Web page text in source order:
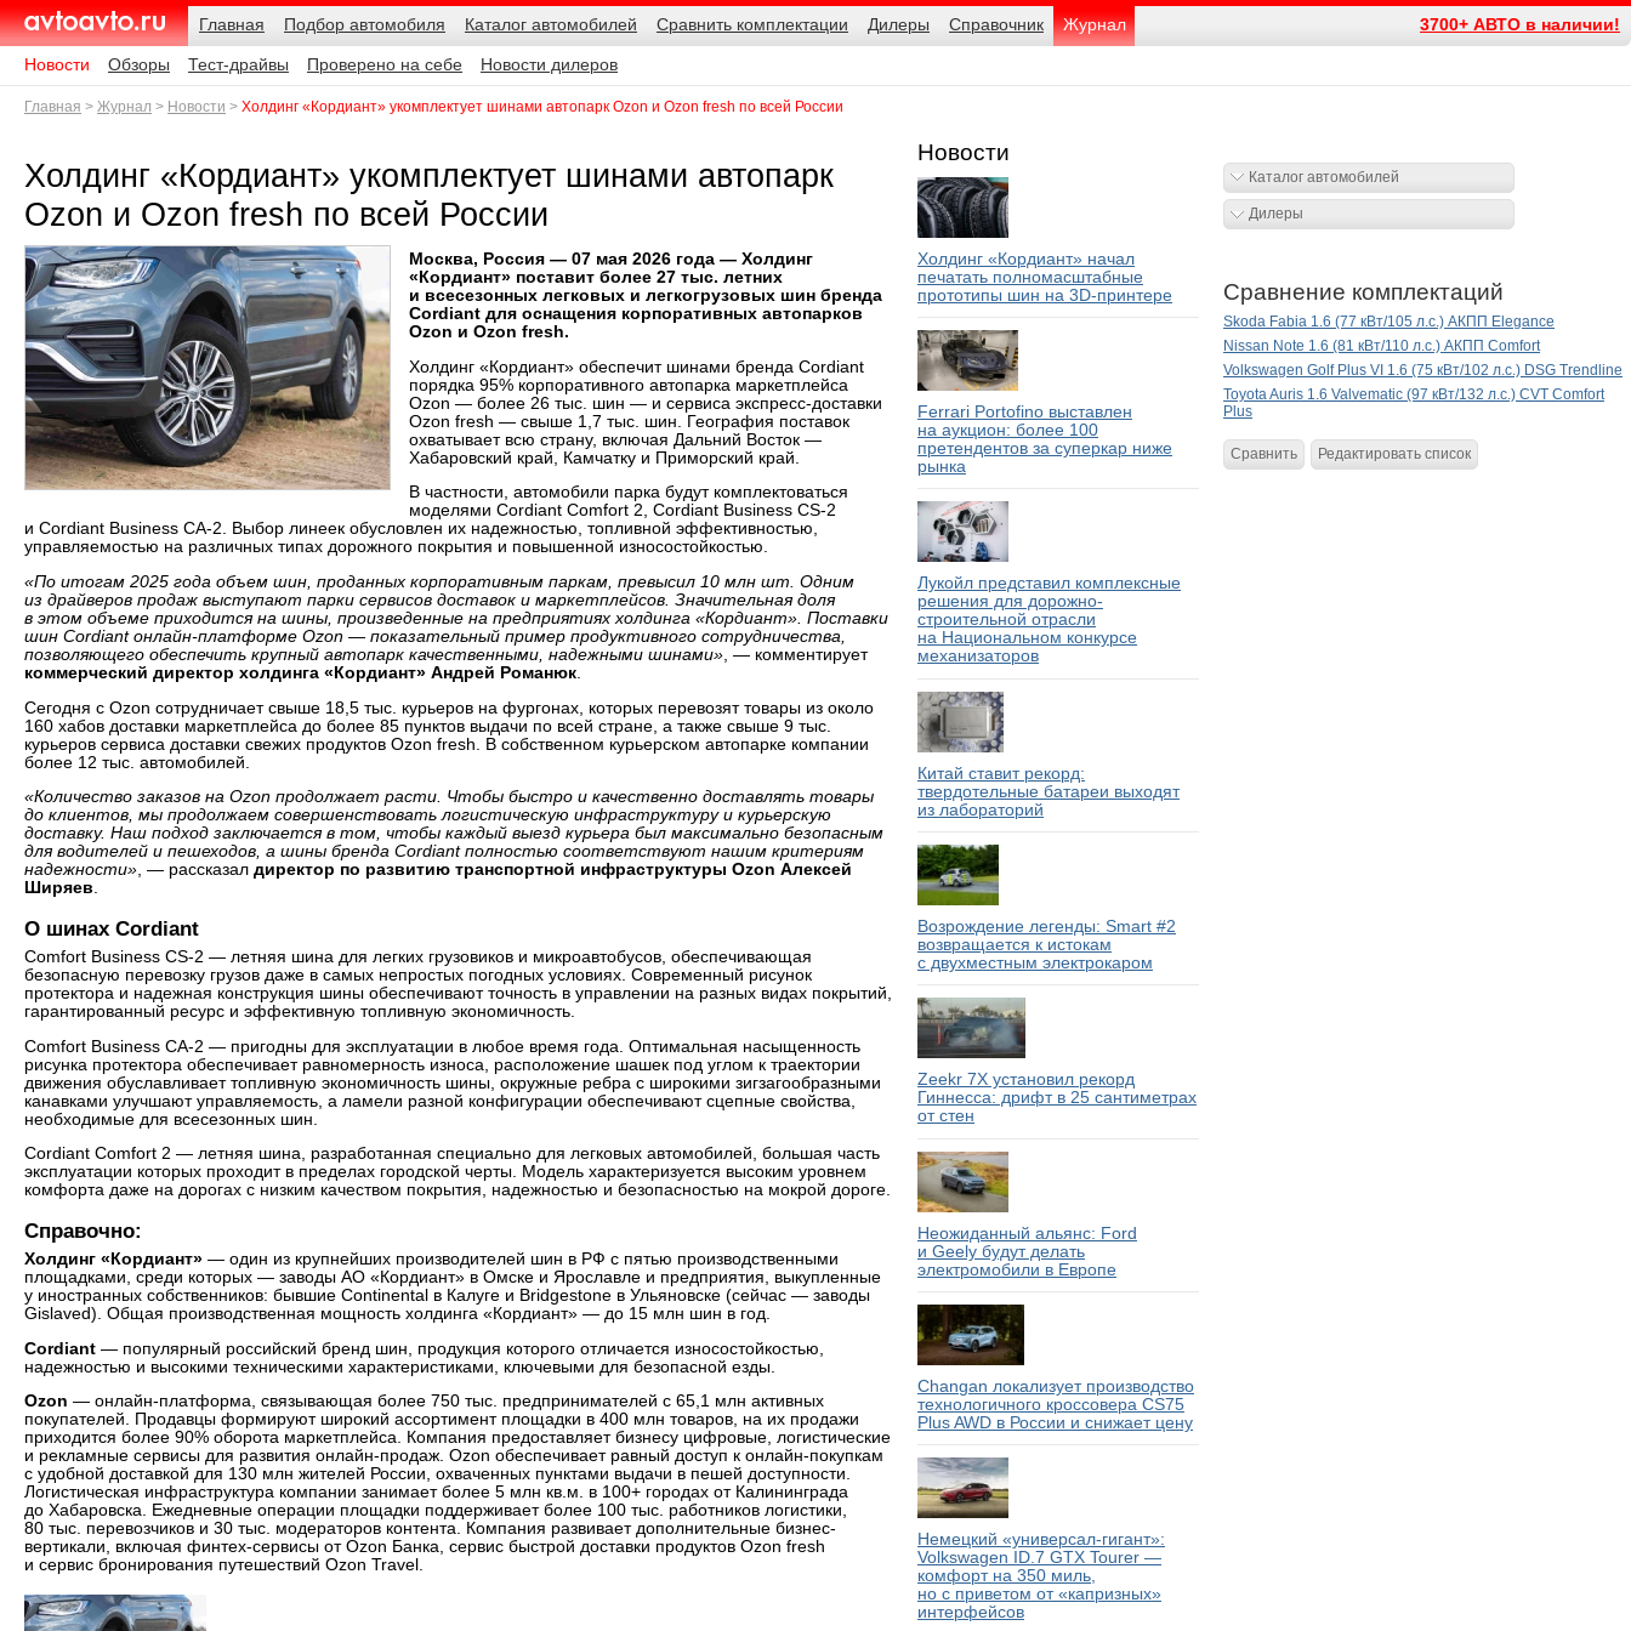
AvtoAvto.ru
Навигация
Главная
Подбор автомобиля Каталог автомобилей Сравнить комплектации Дилеры Справочник Журнал 3700+ АВТО в наличии!
Подразделы
Новости Обзоры Тест-драйвы Проверено на себе Новости дилеров
Родительские
страницы
Главная Журнал Новости Холдинг «Кордиант» укомплектует шинами автопарк Ozon и Ozon fresh по всей России
Холдинг «Кордиант» укомплектует шинами автопарк
Ozon и Ozon fresh по всей России
Москва, Россия — 07 мая 2026 года — Холдинг
«Кордиант» поставит более 27 тыс. летних
и всесезонных легковых и легкогрузовых шин бренда
Cordiant для оснащения корпоративных автопарков
Ozon и Ozon fresh.
Холдинг «Кордиант» обеспечит шинами бренда Cordiant
порядка 95% корпоративного автопарка маркетплейса
Ozon — более 26 тыс. шин — и сервиса экспресс-доставки
Ozon fresh — свыше 1,7 тыс. шин. География поставок
охватывает всю страну, включая Дальний Восток —
Хабаровский край, Камчатку и Приморский край.
В частности, автомобили парка будут комплектоваться
моделями Cordiant Comfort 2, Cordiant Business CS-2
и Cordiant Business CA-2. Выбор линеек обусловлен их надежностью, топливной эффективностью,
управляемостью на различных типах дорожного покрытия и повышенной износостойкостью.
«По итогам 2025 года объем шин, проданных корпоративным паркам, превысил 10 млн шт. Одним
из драйверов продаж выступают парки сервисов доставок и маркетплейсов. Значительная доля
в этом объеме приходится на шины, произведенные на предприятиях холдинга «Кордиант». Поставки
шин Cordiant онлайн-платформе Ozon — показательный пример продуктивного сотрудничества,
позволяющего обеспечить крупный автопарк качественными, надежными шинами» , — комментирует
коммерческий директор холдинга «Кордиант» Андрей Романюк
Сегодня с Ozon сотрудничает свыше 18,5 тыс. курьеров на фургонах, которых перевозят товары из около
160 хабов доставки маркетплейса до более 85 пунктов выдачи по всей стране, а также свыше 9 тыс.
курьеров сервиса доставки свежих продуктов Ozon fresh. В собственном курьерском автопарке компании
более 12 тыс. автомобилей.
«Количество заказов на Ozon продолжает расти. Чтобы быстро и качественно доставлять товары
до клиентов, мы продолжаем совершенствовать логистическую инфраструктуру и курьерскую
доставку. Наш подход заключается в том, чтобы каждый выезд курьера был максимально безопасным
для водителей и пешеходов, а шины бренда Cordiant полностью соответствуют нашим критериям
надежности», — рассказал директор по развитию транспортной инфраструктуры Ozon Алексей
Ширяев.
О шинах Cordiant
Comfort Business CS-2 — летняя шина для легких грузовиков и микроавтобусов, обеспечивающая
безопасную перевозку грузов даже в самых непростых погодных условиях. Современный рисунок
протектора и надежная конструкция шины обеспечивают точность в управлении на разных видах покрытий,
гарантированный ресурс и эффективную топливную экономичность.
Comfort Business CA-2 — пригодны для эксплуатации в любое время года. Оптимальная насыщенность
рисунка протектора обеспечивает равномерность износа, расположение шашек под углом к траектории
движения обуславливает топливную экономичность шины, окружные ребра с широкими зигзагообразными
канавками улучшают управляемость, а ламели разной конфигурации обеспечивают сцепные свойства,
необходимые для всесезонных шин.
Cordiant Comfort 2 — летняя шина, разработанная специально для легковых автомобилей, большая часть
эксплуатации которых проходит в пределах городской черты. Модель характеризуется высоким уровнем
комфорта даже на дорогах с низким качеством покрытия, надежностью и безопасностью на мокрой дороге.
Справочно:
Холдинг «Кордиант» — один из крупнейших производителей шин в РФ с пятью производственными
площадками, среди которых — заводы АО «Кордиант» в Омске и Ярославле и предприятия, выкупленные
у иностранных собственников: бывшие Continental в Калуге и Bridgestone в Ульяновске (сейчас — заводы
Gislaved). Общая производственная мощность холдинга «Кордиант» — до 15 млн шин в год.
Cordiant — популярный российский бренд шин, продукция которого отличается износостойкостью,
надежностью и высокими техническими характеристиками, ключевыми для безопасной езды.
Ozon — онлайн-платформа, связывающая более 750 тыс. предпринимателей с 65,1 млн активных
покупателей. Продавцы формируют широкий ассортимент площадки в 400 млн товаров, на их продажи
приходится более 90% оборота маркетплейса. Компания предоставляет бизнесу цифровые, логистические
и рекламные сервисы для развития онлайн-продаж. Ozon обеспечивает равный доступ к онлайн-покупкам
с удобной доставкой для 130 млн жителей России, охваченных пунктами выдачи в пешей доступности.
Логистическая инфраструктура компании занимает более 5 млн кв.м. в 100+ городах от Калининграда
до Хабаровска. Ежедневные операции площадки поддерживает более 100 тыс. работников логистики,
80 тыс. перевозчиков и 30 тыс. модераторов контента. Компания развивает дополнительные бизнес-
вертикали, включая финтех-сервисы от Ozon Банка, сервис быстрой доставки продуктов Ozon fresh
и сервис бронирования путешествий Ozon Travel.
Дата:
Новости
Холдинг «Кордиант» начал
печатать полномасштабные
прототипы шин на 3D-принтере
Ferrari Portofino выставлен
на аукцион: более 100
претендентов за суперкар ниже
рынка
Лукойл представил комплексные
решения для дорожно-
строительной отрасли
на Национальном конкурсе
механизаторов
Китай ставит рекорд:
твердотельные батареи выходят
из лабораторий
Возрождение легенды: Smart #2
возвращается к истокам
с двухместным электрокаром
Zeekr 7X установил рекорд
Гиннесса: дрифт в 25 сантиметрах
от стен
Неожиданный альянс: Ford
и Geely будут делать
электромобили в Европе
Changan локализует производство
технологичного кроссовера CS75
Plus AWD в России и снижает цену
Немецкий «универсал-гигант»:
Volkswagen ID.7 GTX Tourer —
комфорт на 350 миль,
но с приветом от «капризных»
интерфейсов
Каталог автомобилей
Дилеры
Сравнение комплектаций
Skoda Fabia 1.6 (77 кВт/105 л.с.) АКПП Elegance
Nissan Note 1.6 (81 кВт/110 л.с.) АКПП Comfort
Volkswagen Golf Plus VI 1.6 (75 кВт/102 л.с.) DSG Trendline
Toyota Auris 1.6 Valvematic (97 кВт/132 л.с.) CVT Comfort
Plus
Сравнить Редактировать список